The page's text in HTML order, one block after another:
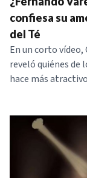
confiesa su
del Té
En un corto
reveló quiénes de
hace más atractivo